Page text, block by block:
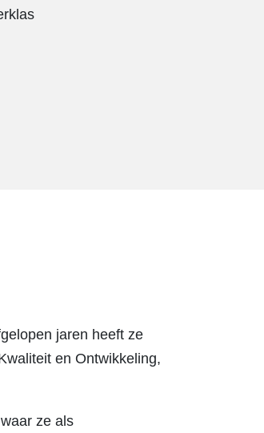
jaren heeft ze
en Ontwikkeling,
ze als